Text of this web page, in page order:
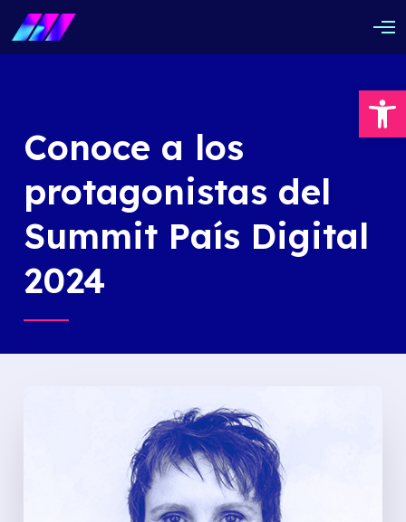
Abrir barra de herramientas
O
M
e
u
Conoce a los
protagonistas del
Summit País Digital
2024